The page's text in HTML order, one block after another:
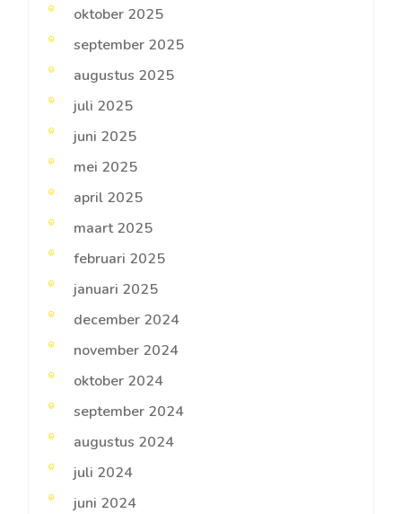
oktober 2025
september 2025
augustus 2025
juli 2025
juni 2025
mei 2025
april 2025
maart 2025
februari 2025
januari 2025
december 2024
november 2024
oktober 2024
september 2024
augustus 2024
juli 2024
juni 2024